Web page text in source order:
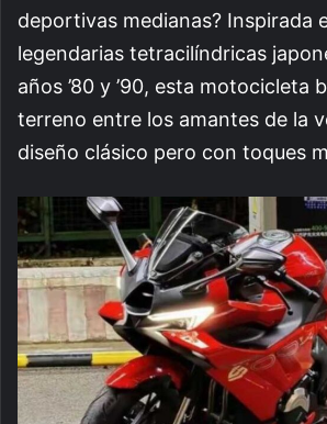
deportivas medianas? Inspirada
legendarias tetracilíndricas
años ’80 y ’90, esta motocicleta
terreno entre los amantes de la
diseño clásico pero con toques